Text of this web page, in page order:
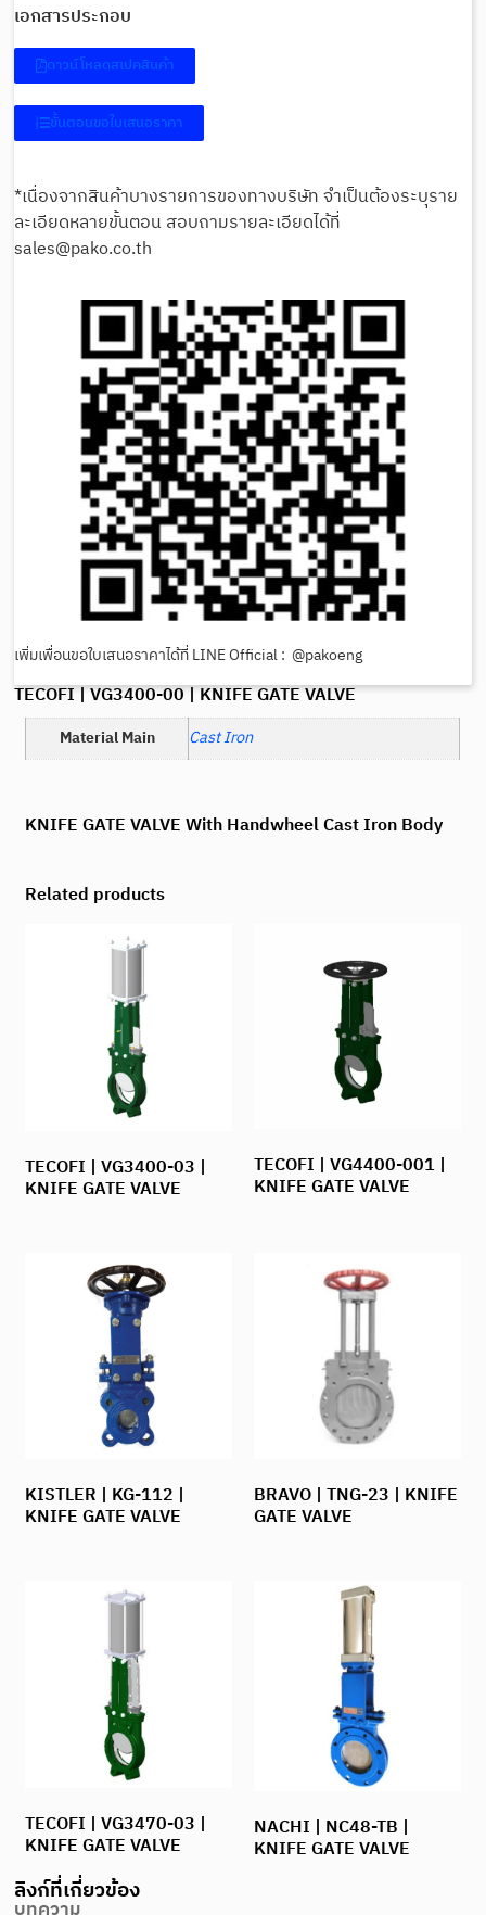
เอกสารประกอบ
ดาวน์โหลดสเปคสินค้า
ขั้นตอนขอใบเสนอราคา
*เนื่องจากสินค้าบางรายการของทางบริษัท จำเป็นต้องระบุราย
ละเอียดหลายขั้นตอน สอบถามรายละเอียดได้ที่
sales@pako.co.th
เพิ่มเพื่อนขอใบเสนอราคาได้ที่ LINE Official : @pakoeng
TECOFI | VG3400-00 | KNIFE GATE VALVE
Material Main Cast Iron
KNIFE GATE VALVE With Handwheel Cast Iron Body
Related products
TECOFI | VG3400-03 |
KNIFE GATE VALVE
TECOFI | VG4400-001 |
KNIFE GATE VALVE
KISTLER | KG-112 |
KNIFE GATE VALVE
BRAVO | TNG-23 | KNIFE
GATE VALVE
TECOFI | VG3470-03 |
KNIFE GATE VALVE
NACHI | NC48-TB |
KNIFE GATE VALVE
ลิงก์ที่เกี่ยวข้อง